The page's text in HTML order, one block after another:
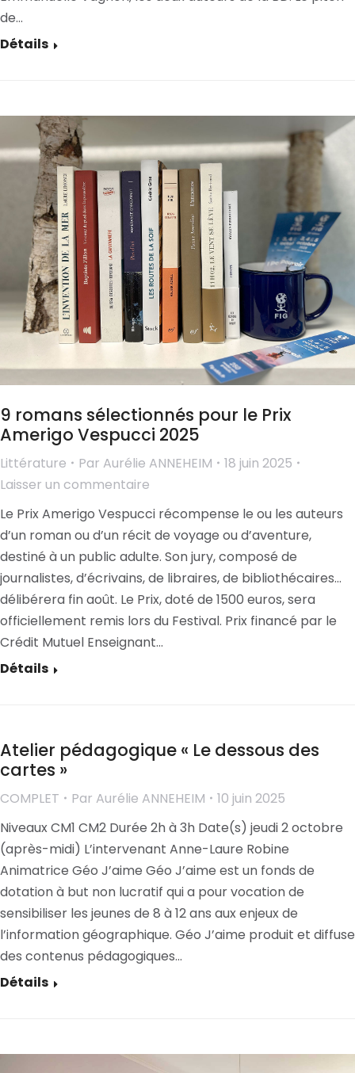
de…
Détails
9 romans sélectionnés pour le Prix
Amerigo Vespucci 2025
Littérature Par Aurélie ANNEHEIM
18 juin 2025
Laisser un commentaire
Le Prix Amerigo Vespucci récompense le ou les auteurs
d’un roman ou d’un récit de voyage ou d’aventure,
destiné à un public adulte. Son jury, composé de
journalistes, d’écrivains, de libraires, de bibliothécaires…
délibérera fin août. Le Prix, doté de 1500 euros, sera
officiellement remis lors du Festival. Prix financé par le
Crédit Mutuel Enseignant…
Détails
Atelier pédagogique « Le dessous des
cartes »
COMPLET Par Aurélie ANNEHEIM
10 juin 2025
Niveaux CM1 CM2 Durée 2h à 3h Date(s) jeudi 2 octobre
(après-midi) L’intervenant Anne-Laure Robine
Animatrice Géo J’aime Géo J’aime est un fonds de
dotation à but non lucratif qui a pour vocation de
sensibiliser les jeunes de 8 à 12 ans aux enjeux de
l’information géographique. Géo J’aime produit et diffuse
des contenus pédagogiques…
Détails